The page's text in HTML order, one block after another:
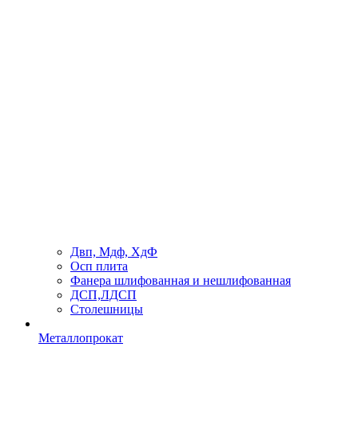
Двп, Мдф, ХдФ
Осп плита
Фанера шлифованная и нешлифованная
ДСП,ЛДСП
Столешницы
Металлопрокат